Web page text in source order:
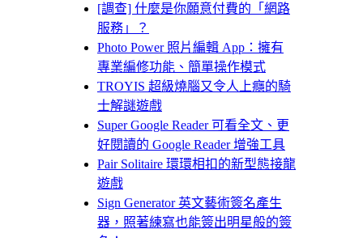
[調查] 什麼是你願意付費的「網路
服務」？
Photo Power 照片編輯 App：擁有
專業編修功能、簡單操作模式
TROYIS 超級燒腦又令人上癮的騎
士解謎遊戲
Super Google Reader 可看全文、更
好閱讀的 Google Reader 增強工具
Pair Solitaire 環環相扣的新型態接龍
遊戲
Sign Generator 英文藝術簽名產生
器，照著練寫也能簽出明星般的簽